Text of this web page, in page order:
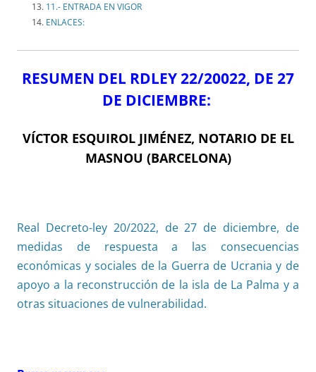
11.- ENTRADA EN VIGOR
ENLACES:
RESUMEN DEL RDLEY 22/20022, DE 27
DE DICIEMBRE:
VÍCTOR ESQUIROL JIMÉNEZ, NOTARIO DE EL
MASNOU (BARCELONA)
Real Decreto-ley 20/2022, de 27 de diciembre, de
medidas de respuesta a las consecuencias
económicas y sociales de la Guerra de Ucrania y de
apoyo a la reconstrucción de la isla de La Palma y a
otras situaciones de vulnerabilidad.